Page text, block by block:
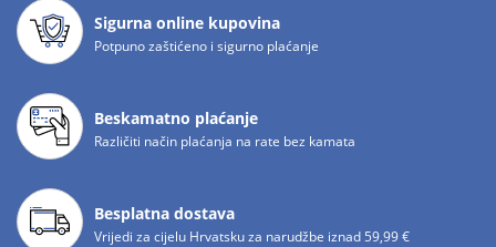
Sigurna online kupovina
Potpuno zaštićeno i sigurno plaćanje
Beskamatno plaćanje
Različiti način plaćanja na rate bez kamata
Besplatna dostava
Vrijedi za cijelu Hrvatsku za narudžbe iznad 59,99 €